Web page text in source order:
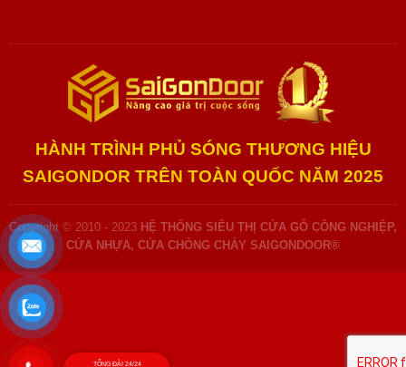
HÀNH TRÌNH PHỦ SÓNG THƯƠNG HIỆU
SAIGONDOR TRÊN TOÀN QUỐC NĂM 2025
Copyright © 2010 - 2023 HỆ THỐNG SIÊU THỊ CỬA GỖ CÔNG NGHIỆP,
CỬA NHỰA, CỬA CHỐNG CHÁY SAIGONDOOR®
TỔNG ĐÀI 24/24